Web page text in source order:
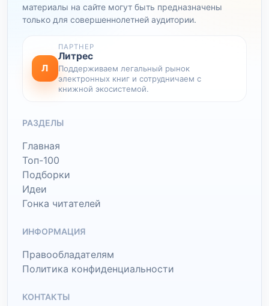
материалы на сайте могут быть предназначены
только для совершеннолетней аудитории.
Л
ПАРТНЕР
Литрес
Поддерживаем легальный рынок
электронных книг и сотрудничаем с
книжной экосистемой.
РАЗДЕЛЫ
Главная
Топ-100
Подборки
Идеи
Гонка читателей
ИНФОРМАЦИЯ
Правообладателям
Политика конфиденциальности
КОНТАКТЫ